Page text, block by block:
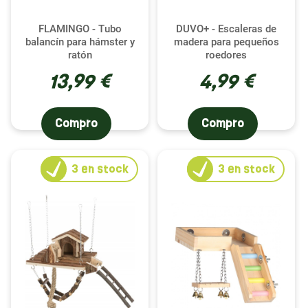
FLAMINGO - Tubo
balancín para hámster y
ratón
13,99 €
Compro
DUVO+ - Escaleras de
madera para pequeños
roedores
4,99 €
Compro
3 en stock 3 en stock